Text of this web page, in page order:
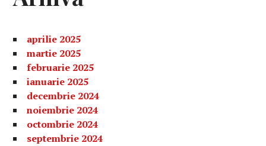
aprilie 2025
martie 2025
februarie 2025
ianuarie 2025
decembrie 2024
noiembrie 2024
octombrie 2024
septembrie 2024